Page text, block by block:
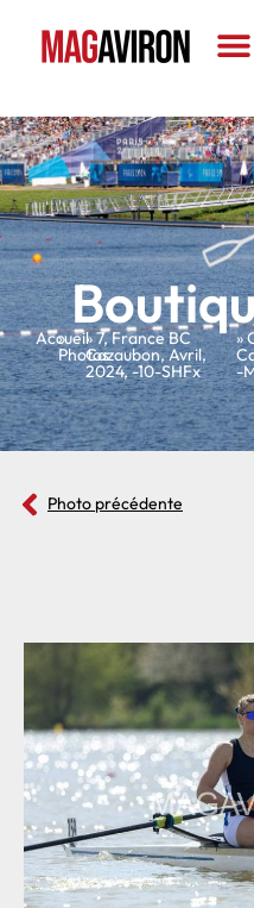
Accueil
»
Photos
»7,France BC
Cazaubon,Avril,
2024,-10-SHFx
»
-
Photo précédente